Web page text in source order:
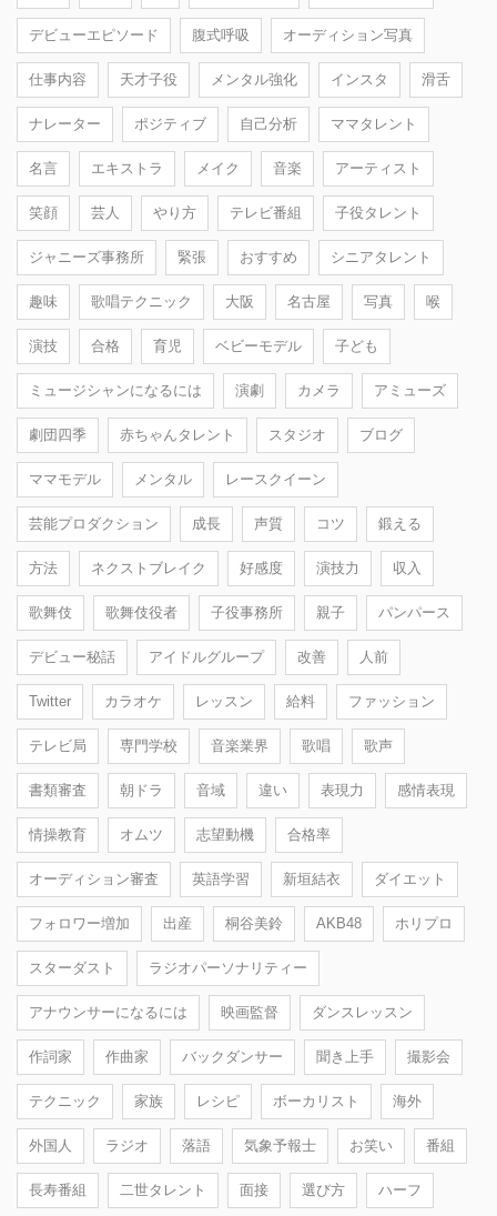
デビューエピソード 腹式呼吸 オーディション写真
仕事内容 天才子役 メンタル強化 インスタ 滑舌
ナレーター ポジティブ 自己分析 ママタレント
名言 エキストラ メイク 音楽 アーティスト
笑顔 芸人 やり方 テレビ番組 子役タレント
ジャニーズ事務所 緊張 おすすめ シニアタレント
趣味 歌唱テクニック 大阪 名古屋 写真 喉
演技 合格 育児 ベビーモデル 子ども
ミュージシャンになるには 演劇 カメラ アミューズ
劇団四季 赤ちゃんタレント スタジオ ブログ
ママモデル メンタル レースクイーン
芸能プロダクション 成長 声質 コツ 鍛える
方法 ネクストブレイク 好感度 演技力 収入
歌舞伎 歌舞伎役者 子役事務所 親子 パンパース
デビュー秘話 アイドルグループ 改善 人前
Twitter カラオケ レッスン 給料 ファッション
テレビ局 専門学校 音楽業界 歌唱 歌声
書類審査 朝ドラ 音域 違い 表現力 感情表現
情操教育 オムツ 志望動機 合格率
オーディション審査 英語学習 新垣結衣 ダイエット
フォロワー増加 出産 桐谷美鈴 AKB48 ホリプロ
スターダスト ラジオパーソナリティー
アナウンサーになるには 映画監督 ダンスレッスン
作詞家 作曲家 バックダンサー 聞き上手 撮影会
テクニック 家族 レシピ ボーカリスト 海外
外国人 ラジオ 落語 気象予報士 お笑い 番組
長寿番組 二世タレント 面接 選び方 ハーフ